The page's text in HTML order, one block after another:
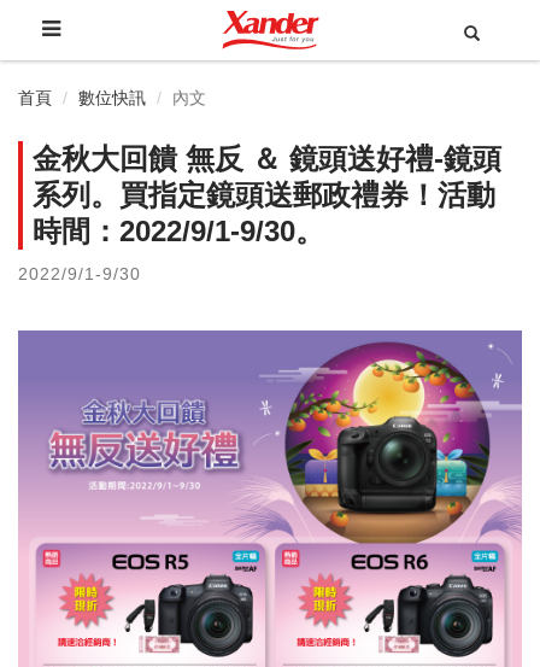
首頁 數位快訊 內文
金秋大回饋 無反 ＆ 鏡頭送好禮-鏡頭
系列。買指定鏡頭送郵政禮券！活動
時間：2022/9/1-9/30。
2022/9/1-9/30